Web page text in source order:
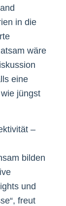
in die
wäre
eine
jüngst
–
bilden
und
freut